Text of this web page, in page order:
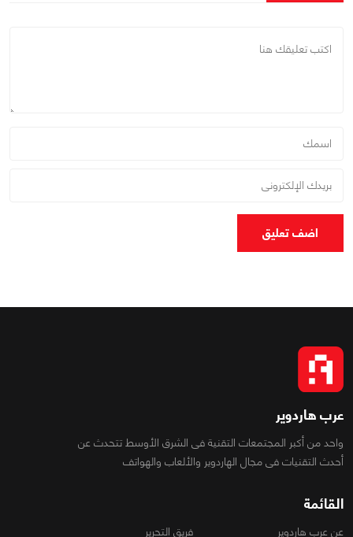
اضف تعليق
عرب هاردوير
واحد من أكبر المجتمعات التقنية فى الشرق الأوسط تتحدث عن
أحدث التقنيات فى مجال الهاردوير والألعاب والهواتف
القائمة
عن عرب هاردوير فريق التحرير